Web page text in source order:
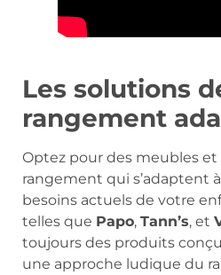
Les solutions
rangement
Optez pour des meubles et
rangement qui s’adaptent
besoins actuels de votre
telles que Papo, Tann’s, et
toujours des produits
une approche ludique du